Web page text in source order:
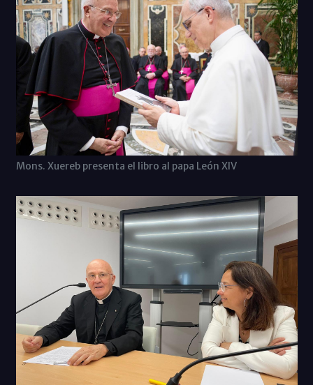
Mons. Xuereb presenta el libro al papa León XIV